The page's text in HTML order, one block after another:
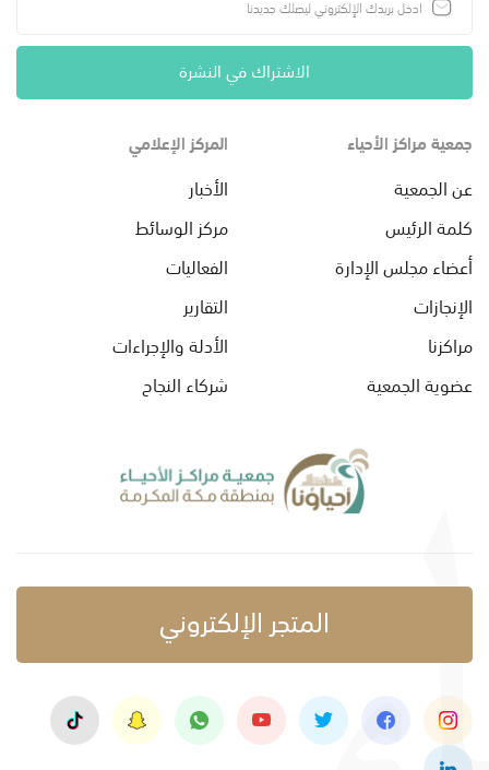
الاشتراك في النشرة
جمعية مراكز الأحياء
عن الجمعية
كلمة الرئيس
أعضاء مجلس الإدارة
الإنجازات
مراكزنا
عضوية الجمعية
المركز الإعلامي
الأخبار
مركز الوسائط
الفعاليات
التقارير
الأدلة والإجراءات
شركاء النجاح
المتجر الإلكتروني